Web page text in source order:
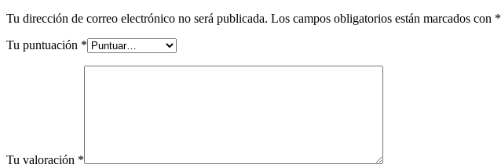
Tu dirección de correo electrónico no será publicada. Los campos obligatorios están marcados con *
Tu puntuación *
Tu valoración *